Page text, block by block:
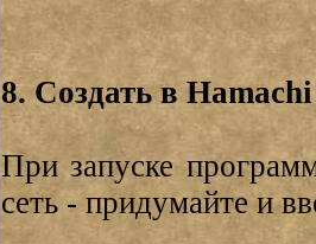
8. Создать в
При запуске
сеть - придумайте и